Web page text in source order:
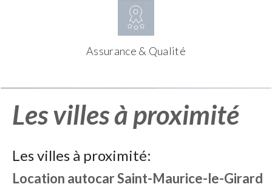
Assurance & Qualité
Les villes à proximité
Les villes à proximité:
Location autocarSaint-Maurice-le-Girard